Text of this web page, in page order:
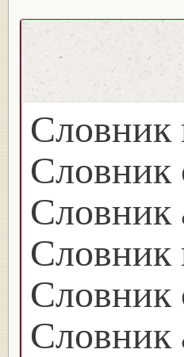
Словник
Словник
Словник
Словник
Словник
Словник